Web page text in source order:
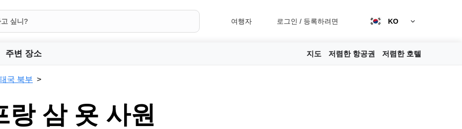
여행자 로그인 / 등록하려면 KO
주변 장소 지도 저렴한 항공권 저렴한 호텔
국 북부
랑 삼 욧 사원